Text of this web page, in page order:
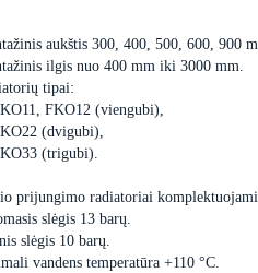
aukštis 300, 400, 500, 600, 900
ilgis nuo 400 mm iki 3000 mm.
tipai:
FKO12 (viengubi),
(dvigubi),
(trigubi).
prijungimo radiatoriai
slėgis 13 barų.
slėgis 10 barų.
vandens temperatūra +110 °C.